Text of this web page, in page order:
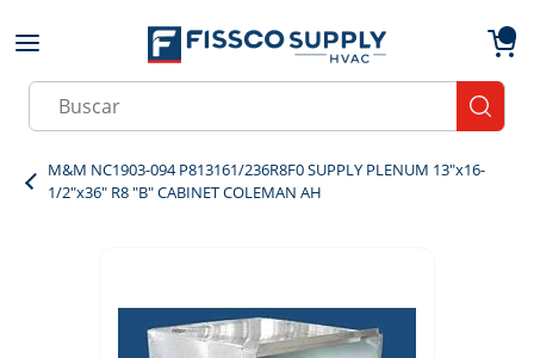
Skip to main content
Site Search
M&M NC1903-094 P813161/236R8F0 SUPPLY PLENUM 13"x16-
1/2"x36" R8 "B" CABINET COLEMAN AH